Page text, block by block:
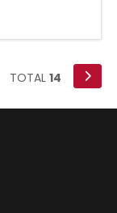
aTOTAL 14